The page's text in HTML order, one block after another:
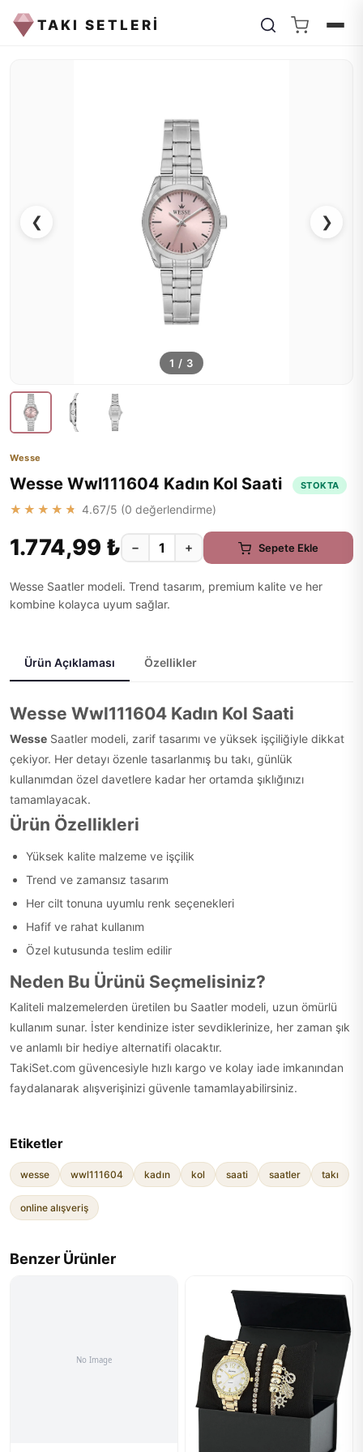
TAKI SETLERİ
❮ ❯
1 / 3
Wesse
Wesse Wwl111604 Kadın Kol Saati STOKTA
★★★★★ 4.67/5 (0 değerlendirme)
1.774,99 ₺ − + Sepete Ekle
Wesse Saatler modeli. Trend tasarım, premium kalite ve her
kombine kolayca uyum sağlar.
Ürün Açıklaması Özellikler
Wesse Wwl111604 Kadın Kol Saati
Wesse Saatler modeli, zarif tasarımı ve yüksek işçiliğiyle dikkat
çekiyor. Her detayı özenle tasarlanmış bu takı, günlük
kullanımdan özel davetlere kadar her ortamda şıklığınızı
tamamlayacak.
Ürün Özellikleri
Yüksek kalite malzeme ve işçilik
Trend ve zamansız tasarım
Her cilt tonuna uyumlu renk seçenekleri
Hafif ve rahat kullanım
Özel kutusunda teslim edilir
Neden Bu Ürünü Seçmelisiniz?
Kaliteli malzemelerden üretilen bu Saatler modeli, uzun ömürlü
kullanım sunar. İster kendinize ister sevdiklerinize, her zaman şık
ve anlamlı bir hediye alternatifi olacaktır.
TakiSet.com güvencesiyle hızlı kargo ve kolay iade imkanından
faydalanarak alışverişinizi güvenle tamamlayabilirsiniz.
Etiketler
wesse wwl111604 kadın kol saati saatler takı
online alışveriş
Benzer Ürünler